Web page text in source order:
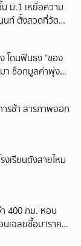
ม.1 เหยื่อความ
นนท์ ตั้งสวดที่วัด
โดนฟันธง “ของ
า ช็อกมูลค่าพุ่ง
รช้า สารภาพออก
เรียนดังสายไหม
400 กม. หอบ
นเฉลยซื้อมาราคา